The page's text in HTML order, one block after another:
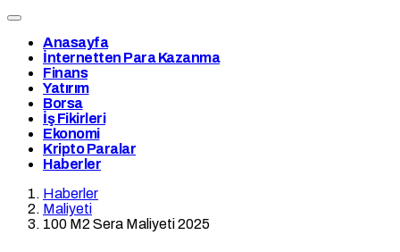
Anasayfa
İnternetten Para Kazanma
Finans
Yatırım
Borsa
İş Fikirleri
Ekonomi
Kripto Paralar
Haberler
Haberler
Maliyeti
100 M2 Sera Maliyeti 2025